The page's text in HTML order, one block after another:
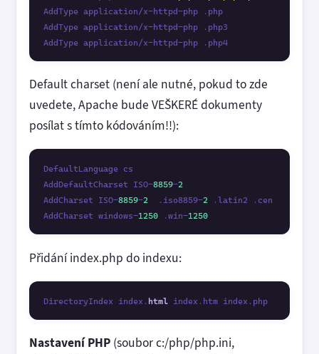
AddType application/x-httpd-php .php
AddType application/x-httpd-php .php3
AddType application/x-httpd-php .php4
Default charset (není ale nutné, pokud to zde
uvedete, Apache bude VEŠKERÉ dokumenty
posílat s tímto kódováním!!):
DefaultLanguage cs
AddDefaultCharset ISO-8859-2
AddCharset ISO-8859-2
  .iso8859-
2 .latin2 .cen
AddCharset windows-1250 .win-1250
Přidání index.php do indexu:
DirectoryIndex index. html index.htm index.php
Nastavení PHP (soubor c:/php/php.ini,